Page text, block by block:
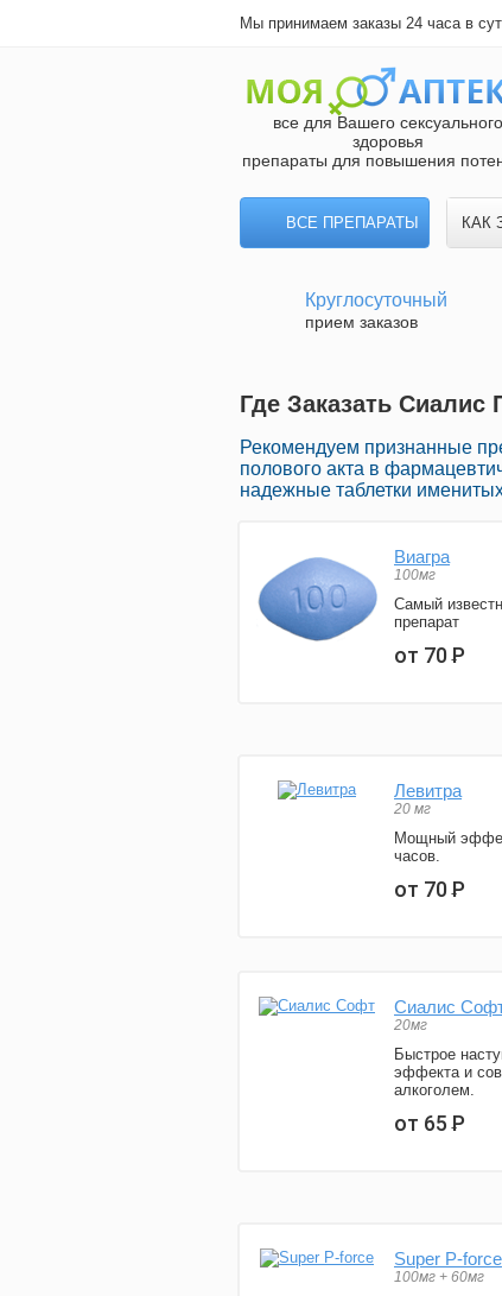
Мы принимаем заказы 24 часа в
все для Вашего сексуального
здоровья
препараты для повышения
ВСЕ ПРЕПАРАТЫ КАК
Круглосуточный
прием заказов
Где Заказать Сиалис
Рекомендуем признанные
полового акта в
надежные таблетки
Виагра
100мг
Самый
препарат
от 70Р
Левитра
20 мг
Мощный
часов.
от 70Р
Сиалис
20мг
Быстрое
эффекта и
алкоголем.
от 65Р
Super P-force
100мг + 60мг